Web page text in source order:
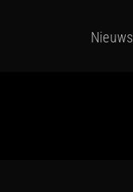
Nieuws